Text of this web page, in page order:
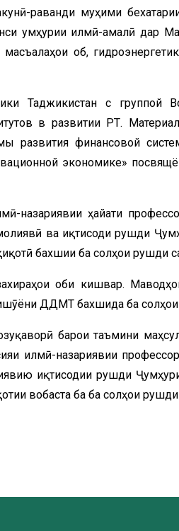
раванди муҳими
ҷумҳурии илмӣ-амалӣ дар
масъалаҳои об,
Таджикистан с группой
в развитии РТ.
развития финансовой
экономике»
назариявии ҳайати
ва иқтисоди рушди
бахшии ба солҳои рушди
оби кишвар.
ДДМТ бахшида ба
барои таъмини
илмӣ-назариявии
иқтисодии рушди
вобаста ба ба солҳои